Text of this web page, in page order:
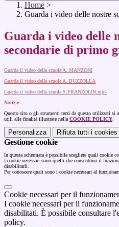
Home >
Guarda i video delle nostre
Guarda i video delle
secondarie di primo
Guarda il video della scuola A. MANZONI
Guarda il video della scuola A. BUZZOLLA
Guarda il video della scuola S.FRANZOLIN.mp4
Notizie
Questo sito o gli strumenti terzi da questo utilizzati si
utili alle finalità illustrate nella COOKIE POLICY
Personalizza Rifiuta tutti i cookies
Gestione cookie
In questa schermata è possibile scegliere quali cookie
I cookie necessari sono quelli che consentono il
disabilitarli.
Per conoscere quali sono i cookie necessari al
Cookie necessari per il
I cookie necessari per il
disabilitati. È possibile consultare
policy.